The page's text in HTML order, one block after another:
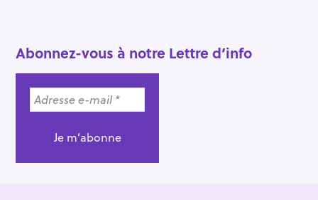
Abonnez-vous à notre Lettre d’info